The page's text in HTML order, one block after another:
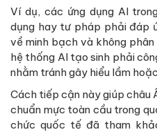
Ví dụ, các ứng dụng AI
dụng hay tư pháp phải đáp
về minh bạch và không
hệ thống AI tạo sinh phải
nhằm tránh gây hiểu lầm
Cách tiếp cận này giúp châu
chuẩn mực toàn cầu trong
chức quốc tế đã tham